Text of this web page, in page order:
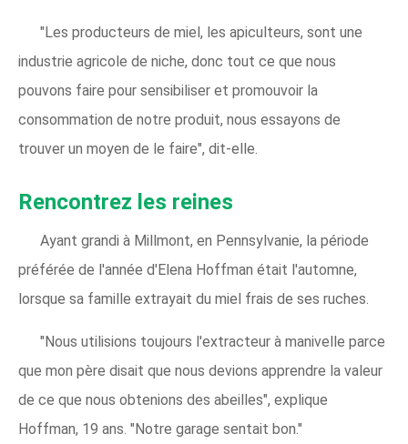
"Les producteurs de miel, les apiculteurs, sont une
industrie agricole de niche, donc tout ce que nous
pouvons faire pour sensibiliser et promouvoir la
consommation de notre produit, nous essayons de
trouver un moyen de le faire", dit-elle.
Rencontrez les reines
Ayant grandi à Millmont, en Pennsylvanie, la période
préférée de l'année d'Elena Hoffman était l'automne,
lorsque sa famille extrayait du miel frais de ses ruches.
"Nous utilisions toujours l'extracteur à manivelle parce
que mon père disait que nous devions apprendre la valeur
de ce que nous obtenions des abeilles", explique
Hoffman, 19 ans. "Notre garage sentait bon."